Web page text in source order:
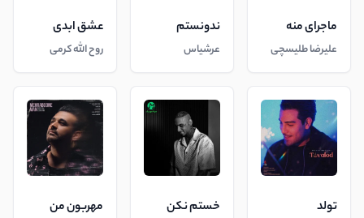
ماجرای منه
علیرضا طلیسچی
ندونستم
عرشیاس
عشق ابدی
روح الله کرمی
تولد خستم نکن مهربون من